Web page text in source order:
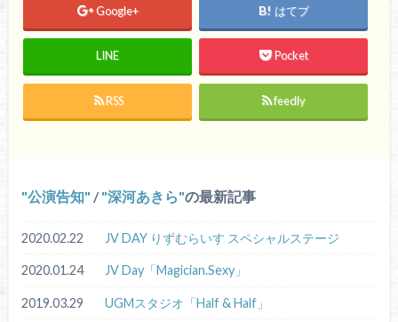
Google+ はてブ
LINE Pocket
RSS feedly
公演告知 / 深河あきら の最新記事
2020.02.22 JV DAY りずむらいす スペシャルステージ
2020.01.24 JV Day「Magician.Sexy」
2019.03.29 UGMスタジオ「Half & Half」